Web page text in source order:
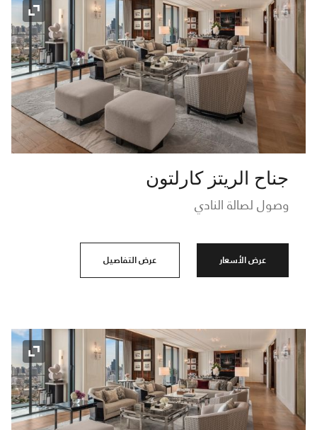
رمز
جناح الريتز كارلتون
وصول لصالة النادي
عرض الأسعار عرض التفاصيل
رمز